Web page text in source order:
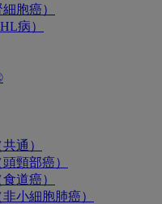
胞癌）
病）
通）
頸部癌）
道癌）
小細胞肺癌）